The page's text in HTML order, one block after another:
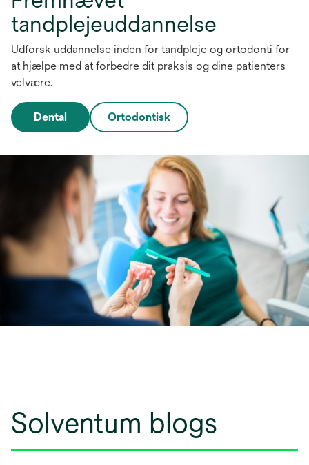
tandplejeuddannelse
Udforsk uddannelse inden for tandpleje og ortodonti for
at hjælpe med at forbedre dit praksis og dine patienters
velvære.
Dental Ortodontisk
Solventum blogs